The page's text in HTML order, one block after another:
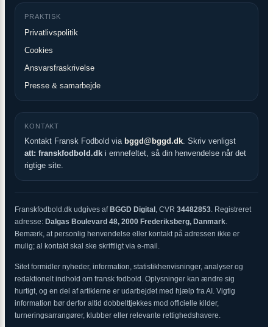
PRAKTISK
Privatlivspolitik
Cookies
Ansvarsfraskrivelse
Presse & samarbejde
KONTAKT
Kontakt Fransk Fodbold via bggd@bggd.dk. Skriv venligst
att: franskfodbold.dk i emnefeltet, så din henvendelse når det
rigtige site.
Franskfodbold.dk udgives af BGGD Digital , CVR 34482853. Registreret
adresse: Dalgas Boulevard 48, 2000 Frederiksberg, Danmark.
Bemærk, at personlig henvendelse eller kontakt på adressen ikke er
mulig; al kontakt skal ske skriftligt via e-mail.
Sitet formidler nyheder, information, statistikhenvisninger, analyser og
redaktionelt indhold om fransk fodbold. Oplysninger kan ændre sig
hurtigt, og en del af artiklerne er udarbejdet med hjælp fra AI. Vigtig
information bør derfor altid dobbelttjekkes mod officielle kilder,
turneringsarrangører, klubber eller relevante rettighedshavere.